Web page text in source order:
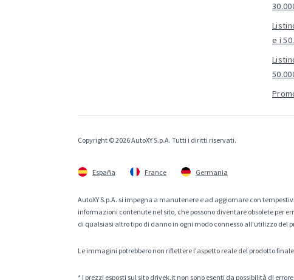
e i
Copyright © 2026 AutoXY S.p.A. Tutti i diritti riservati.
España France Germania
AutoXY S.p.A. si impegna a manutenere e ad aggiornare con
informazioni contenute nel sito, che possono diventare obsolete per
di qualsiasi altro tipo di danno in ogni modo connesso all'utilizzo del
Le immagini potrebbero non riflettere l'aspetto reale del prodotto
* I prezzi esposti sul sito drivek.it non sono esenti da possibilità di